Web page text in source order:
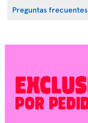
Preguntas frecuentes